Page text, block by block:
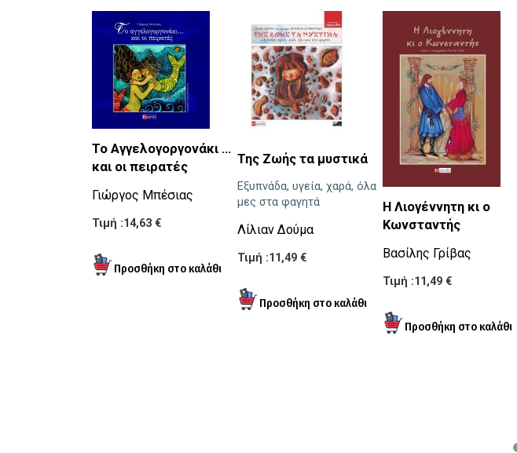
Το Αγγελογοργονάκι …
και οι πειρατές
Γιώργος Μπέσιας
Τιμή :14,63 €
Της Ζωής τα μυστικά
Εξυπνάδα, υγεία, χαρά, όλα
μες στα φαγητά
Λίλιαν Δούμα
Τιμή :11,49 €
Η Λιογέννητη κι ο
Κωνσταντής
Βασίλης Γρίβας
Τιμή :11,49 €